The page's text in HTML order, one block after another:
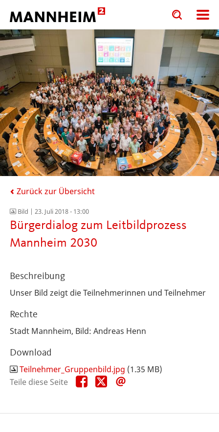
Toggle
search
input
form
Toggle
search
input
Zurück zur Übersicht
Bild | 23. Juli 2018 - 13:00
Bürgerdialog zum Leitbildprozess
Mannheim 2030
Beschreibung
Unser Bild zeigt die Teilnehmerinnen und Teilnehmer
Rechte
Stadt Mannheim, Bild: Andreas Henn
Download
Teilnehmer_Gruppenbild.jpg (1.35 MB)
Teile diese Seite
Teile
diese
Teile
diese